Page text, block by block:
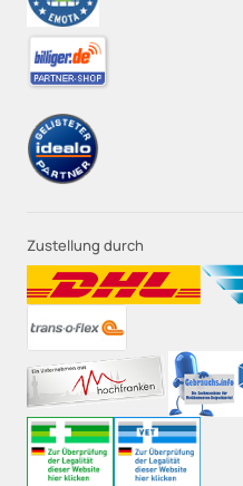
Zustellung durch